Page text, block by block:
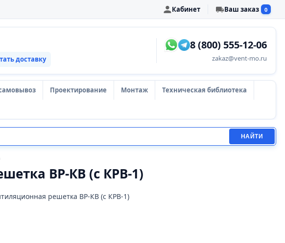
Кабинет Ваш заказ 0
доставку
8 (800) 555-12-06
zakaz@vent-mo.ru
Проектирование Монтаж Техническая библиотека
НАЙТИ
ВР-КВ (с КРВ-1)
решетка ВР-КВ (с КРВ-1)